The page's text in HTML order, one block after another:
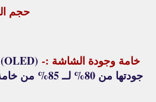
حجم
خامة وجودة الشاشة :-